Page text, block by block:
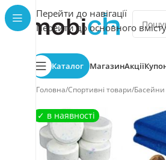
Перейти до навігації
Перейти до основного вмісту
Каталог МагазинАкції
Головна/Спортивні товари/Басейни